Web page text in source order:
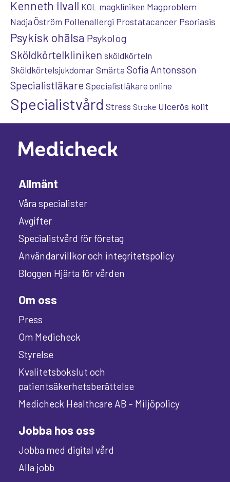
Kenneth Ilvall KOL magkliniken Magproblem
Nadja Öström Pollenallergi Prostatacancer Psoriasis
Psykisk ohälsa Psykolog
Sköldkörtelkliniken sköldkörteln
Sköldkörtelsjukdomar Smärta Sofia Antonsson
Specialistläkare Specialistläkare online
Specialistvård Stress Stroke Ulcerös kolit
Allmänt
Våra specialister
Avgifter
Specialistvård för företag
Användarvillkor och integritetspolicy
Bloggen Hjärta för vården
Om oss
Press
Om Medicheck
Styrelse
Kvalitetsbokslut och
patientsäkerhetsberättelse
Medicheck Healthcare AB – Miljöpolicy
Jobba hos oss
Jobba med digital vård
Alla jobb